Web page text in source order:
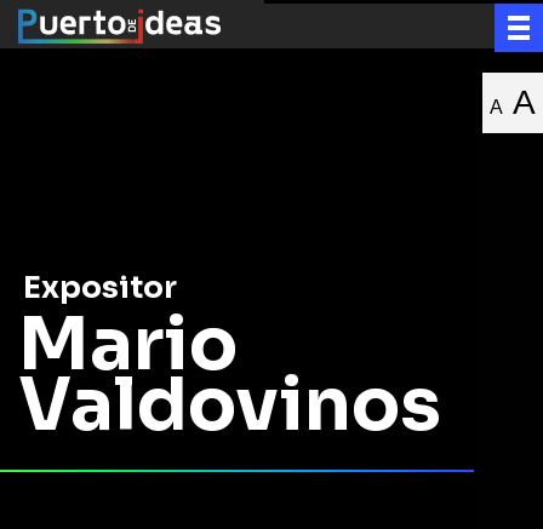
A A
Expositor
Mario
Valdovinos